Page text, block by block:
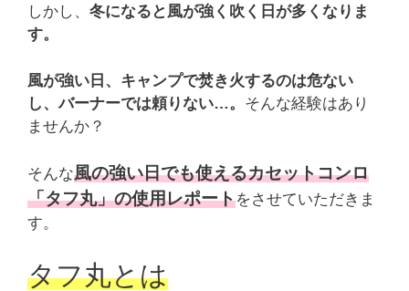
しかし、 冬になると風が強く吹く日が多くなりま
す。
風が強い日、キャンプで焚き火するのは危ない
し、バーナーでは頼りない…。 そんな経験はあり
ませんか？
そんな風の強い日でも使えるカセットコンロ
「タフ丸」の使用レポートをさせていただきま
す。
タフ丸とは